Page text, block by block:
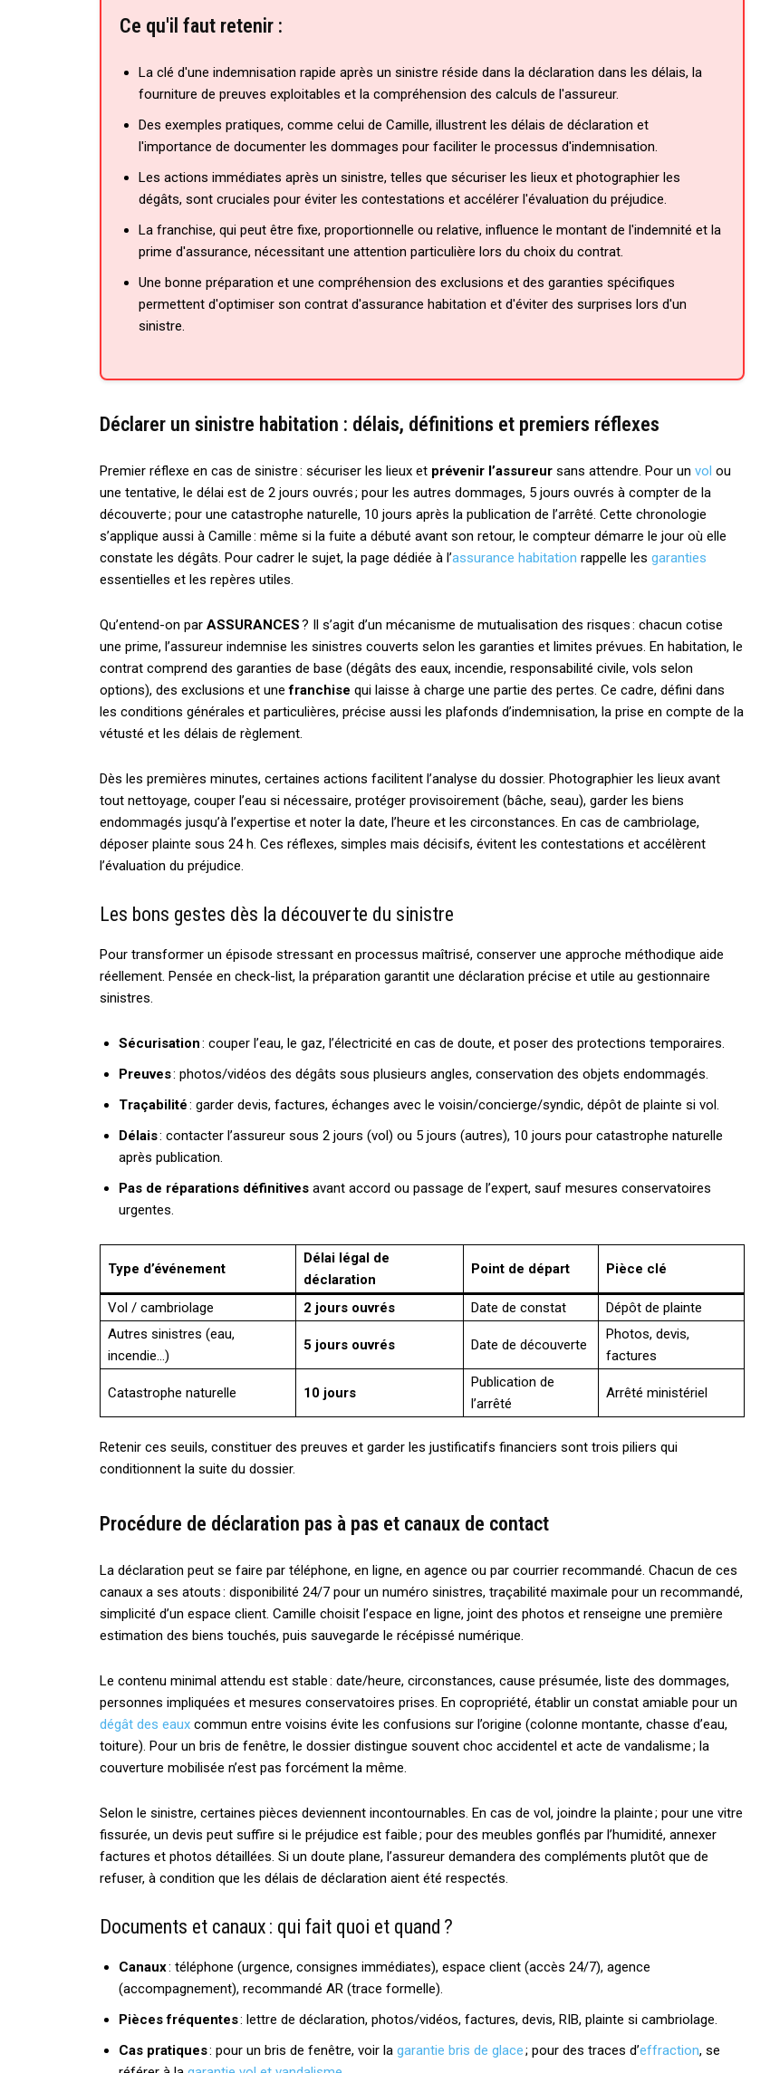
Ce qu'il faut retenir :
La clé d'une indemnisation rapide après un sinistre réside dans la déclaration dans les délais, la
fourniture de preuves exploitables et la compréhension des calculs de l'assureur.
Des exemples pratiques, comme celui de Camille, illustrent les délais de déclaration et
l'importance de documenter les dommages pour faciliter le processus d'indemnisation.
Les actions immédiates après un sinistre, telles que sécuriser les lieux et photographier les
dégâts, sont cruciales pour éviter les contestations et accélérer l'évaluation du préjudice.
La franchise, qui peut être fixe, proportionnelle ou relative, influence le montant de l'indemnité et la
prime d'assurance, nécessitant une attention particulière lors du choix du contrat.
Une bonne préparation et une compréhension des exclusions et des garanties spécifiques
permettent d'optimiser son contrat d'assurance habitation et d'éviter des surprises lors d'un
sinistre.
Déclarer un sinistre habitation : délais, définitions et premiers réflexes
Premier réflexe en cas de sinistre : sécuriser les lieux et prévenir l’assureur sans attendre. Pour un vol ou
une tentative, le délai est de 2 jours ouvrés ; pour les autres dommages, 5 jours ouvrés à compter de la
découverte ; pour une catastrophe naturelle, 10 jours après la publication de l’arrêté. Cette chronologie
s’applique aussi à Camille : même si la fuite a débuté avant son retour, le compteur démarre le jour où elle
constate les dégâts. Pour cadrer le sujet, la page dédiée à l’assurance habitation rappelle les garanties
essentielles et les repères utiles.
Qu’entend-on par ASSURANCES? Il s’agit d’un mécanisme de mutualisation des risques : chacun cotise
une prime, l’assureur indemnise les sinistres couverts selon les garanties et limites prévues. En habitation, le
contrat comprend des garanties de base (dégâts des eaux, incendie, responsabilité civile, vols selon
options), des exclusions et unefranchise qui laisse à charge une partie des pertes. Ce cadre, défini dans
les conditions générales et particulières, précise aussi les plafonds d’indemnisation, la prise en compte de la
vétusté et les délais de règlement.
Dès les premières minutes, certaines actions facilitent l’analyse du dossier. Photographier les lieux avant
tout nettoyage, couper l’eau si nécessaire, protéger provisoirement (bâche, seau), garder les biens
endommagés jusqu’à l’expertise et noter la date, l’heure et les circonstances. En cas de cambriolage,
déposer plainte sous 24 h. Ces réflexes, simples mais décisifs, évitent les contestations et accélèrent
l’évaluation du préjudice.
Les bons gestes dès la découverte du sinistre
Pour transformer un épisode stressant en processus maîtrisé, conserver une approche méthodique aide
réellement. Pensée en check-list, la préparation garantit une déclaration précise et utile au gestionnaire
sinistres.
Sécurisation: couper l’eau, le gaz, l’électricité en cas de doute, et poser des protections temporaires.
Preuves: photos/vidéos des dégâts sous plusieurs angles, conservation des objets endommagés.
Traçabilité: garder devis, factures, échanges avec le voisin/concierge/syndic, dépôt de plainte si vol.
Délais: contacter l’assureur sous 2 jours (vol) ou 5 jours (autres), 10 jours pour catastrophe naturelle
après publication.
Pas de réparations définitives avant accord ou passage de l’expert, sauf mesures conservatoires
urgentes.
Type d’événement
Délai légal de
déclaration
Point de départ Pièce clé
Vol / cambriolage 2 jours ouvrés Date de constat
Dépôt de plainte
Autres sinistres (eau,
incendie…)
5 jours ouvrés Date de découverte
Photos, devis,
factures
Catastrophe naturelle 10 jours
Publication de
l’arrêté
Arrêté ministériel
Retenir ces seuils, constituer des preuves et garder les justificatifs financiers sont trois piliers qui
conditionnent la suite du dossier.
Procédure de déclaration pas à pas et canaux de contact
La déclaration peut se faire par téléphone, en ligne, en agence ou par courrier recommandé. Chacun de ces
canaux a ses atouts : disponibilité 24/7 pour un numéro sinistres, traçabilité maximale pour un recommandé,
simplicité d’un espace client. Camille choisit l’espace en ligne, joint des photos et renseigne une première
estimation des biens touchés, puis sauvegarde le récépissé numérique.
Le contenu minimal attendu est stable : date/heure, circonstances, cause présumée, liste des dommages,
personnes impliquées et mesures conservatoires prises. En copropriété, établir un constat amiable pour un
dégât des eaux commun entre voisins évite les confusions sur l’origine (colonne montante, chasse d’eau,
toiture). Pour un bris de fenêtre, le dossier distingue souvent choc accidentel et acte de vandalisme ; la
couverture mobilisée n’est pas forcément la même.
Selon le sinistre, certaines pièces deviennent incontournables. En cas de vol, joindre la plainte ; pour une vitre
fissurée, un devis peut suffire si le préjudice est faible ; pour des meubles gonflés par l’humidité, annexer
factures et photos détaillées. Si un doute plane, l’assureur demandera des compléments plutôt que de
refuser, à condition que les délais de déclaration aient été respectés.
Documents et canaux : qui fait quoi et quand ?
Canaux: téléphone (urgence, consignes immédiates), espace client (accès 24/7), agence
(accompagnement), recommandé AR (trace formelle).
Pièces fréquentes: lettre de déclaration, photos/vidéos, factures, devis, RIB, plainte si cambriolage.
Cas pratiques: pour un bris de fenêtre, voir la garantie bris de glace; pour des traces d’effraction, se